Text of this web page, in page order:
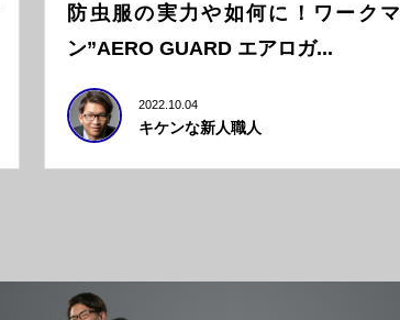
防虫服の実力や如何に！ワークマ
ン”AERO GUARD エアロガ...
2022.10.04
キケンな新人職人